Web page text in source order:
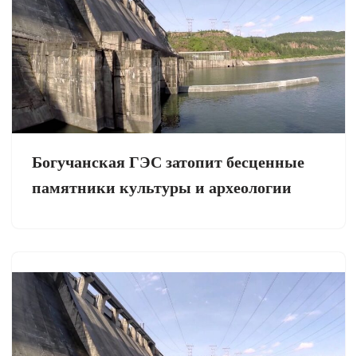
Богучанская ГЭС затопит бесценные
памятники культуры и археологии